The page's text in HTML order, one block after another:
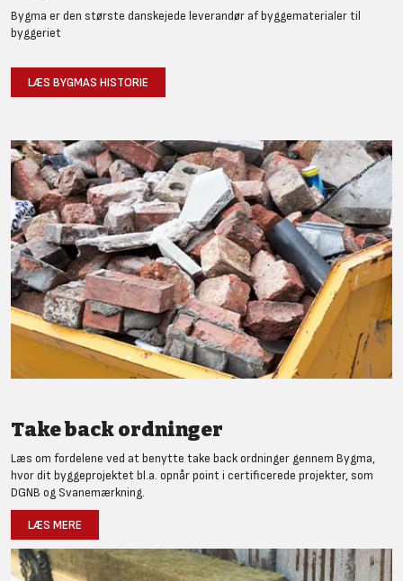
Bygma er den største danskejede leverandør af byggematerialer til
byggeriet
LÆS BYGMAS HISTORIE
Take back ordninger
Læs om fordelene ved at benytte take back ordninger gennem Bygma,
hvor dit byggeprojektet bl.a. opnår point i certificerede projekter, som
DGNB og Svanemærkning.
LÆS MERE